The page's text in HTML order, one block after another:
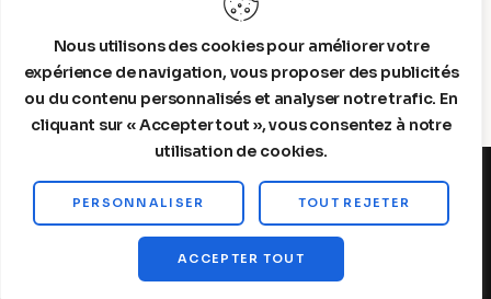
Nous utilisons des cookies pour améliorer votre
expérience de navigation, vous proposer des publicités
ou du contenu personnalisés et analyser notre trafic. En
cliquant sur « Accepter tout », vous consentez à notre
utilisation de cookies.
PERSONNALISER TOUT REJETER
ACCEPTER TOUT
Steelldy© 2026. All Rights Reserved.